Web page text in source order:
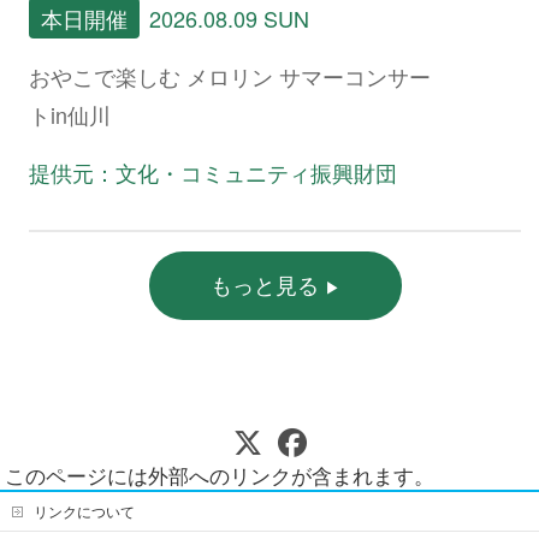
本日開催
2026.08.09 SUN
おやこで楽しむ メロリン サマーコンサー
トin仙川
提供元：文化・コミュニティ振興財団
もっと見る
このページには外部へのリンクが含まれます。
リンクについて